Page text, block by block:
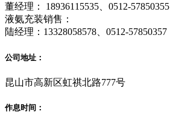
董经理： 18936115535、0512-57850355
液氨充装销售：
陆经理：13328058578、0512-57850357
公司地址：
昆山市高新区虹祺北路777号
作息时间：